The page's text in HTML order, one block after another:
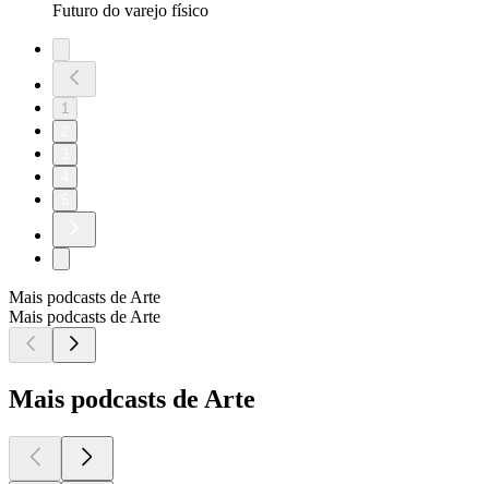
Futuro do varejo físico
1
Mais podcasts de Arte
Mais podcasts de Arte
Mais podcasts de Arte